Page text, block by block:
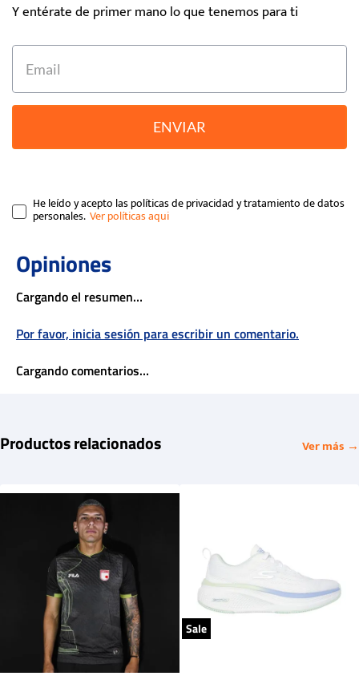
Y entérate de primer mano lo que tenemos para ti
ENVIAR
He leído y acepto las políticas de privacidad y tratamiento de datos
personales.
Cargando el resumen…
Por favor, inicia sesión para escribir un comentario.
Cargando comentarios…
Productos relacionados Ver más →
Sale